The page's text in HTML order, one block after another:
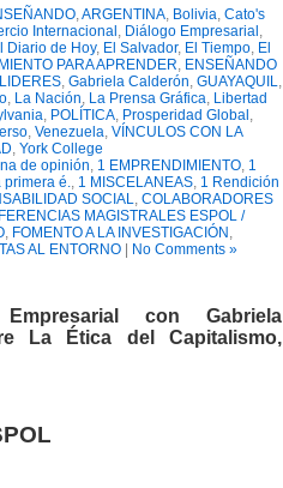
,ARGENTINA, Bolivia, Cato's
Internacional , Diálogo Empresarial ,
Diario de Hoy, El Salvador, El Tiempo, El
PARA APRENDER, ENSEÑANDO
, Gabriela Calderón, GUAYAQUIL,
, La Nación, La Prensa Gráfica, Libertad
, POLÍTICA, Prosperidad Global ,
, Venezuela, VÍNCULOS CON LA
, York College
de opinión, 1 EMPRENDIMIENTO, 1
primera é., 1 MISCELANEAS, 1 Rendición
SOCIAL, COLABORADORES
MAGISTRALES ESPOL /
, FOMENTO A LA INVESTIGACIÓN ,
AL ENTORNO No Comments »
Empresarial con Gabriela
La Ética del Capitalismo,